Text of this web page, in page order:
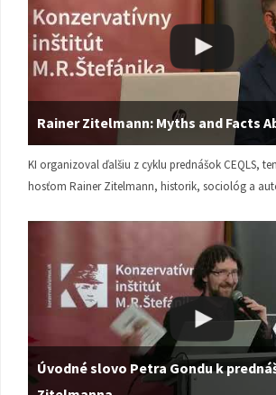
Rainer Zitelmann: Myths and Facts
KI organizoval ďalšiu z cyklu prednášok CEQLS,
hosťom Rainer Zitelmann, historik, sociológ a
Úvodné slovo Petra Gondu k